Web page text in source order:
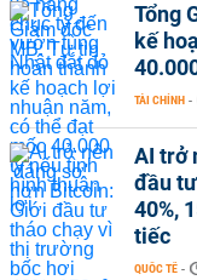
Tổng
kế
TÀI CHÍNH -
AI trở
đầu
40%,
tiếc
QUỐC TẾ -